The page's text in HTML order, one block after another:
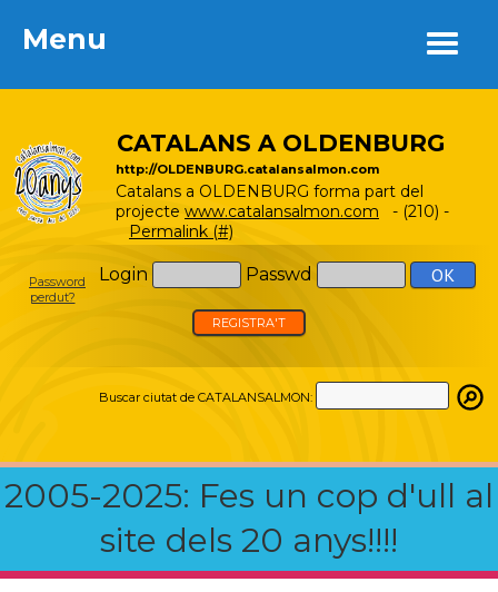
Menu
CATALANS A OLDENBURG
http://OLDENBURG.catalansalmon.com
Catalans a OLDENBURG forma part del
projecte www.catalansalmon.com - (210) -
Permalink (#)
Login Passwd
Password
perdut?
REGISTRA'T
Buscar ciutat de CATALANSALMON:
2005-2025: Fes un cop d'ull al
site dels 20 anys!!!!
Menu